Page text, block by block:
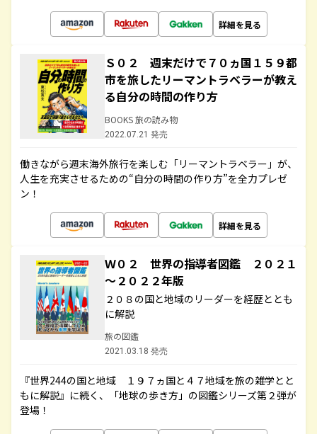
詳細を見る
Ｓ０２ 週末だけで７０ヵ国１５９都
市を旅したリーマントラベラーが教え
る自分の時間の作り方
BOOKS 旅の読み物
2022.07.21 発売
働きながら週末海外旅行を楽しむ「リーマントラベラー」が、
人生を充実させるための“自分の時間の作り方”を全力プレゼ
ン！
詳細を見る
Ｗ０２ 世界の指導者図鑑 ２０２１
～２０２２年版
２０８の国と地域のリーダーを経歴ととも
に解説
旅の図鑑
2021.03.18 発売
『世界244の国と地域 １９７ヵ国と４７地域を旅の雑学とと
もに解説』に続く、「地球の歩き方」の図鑑シリーズ第２弾が
登場！